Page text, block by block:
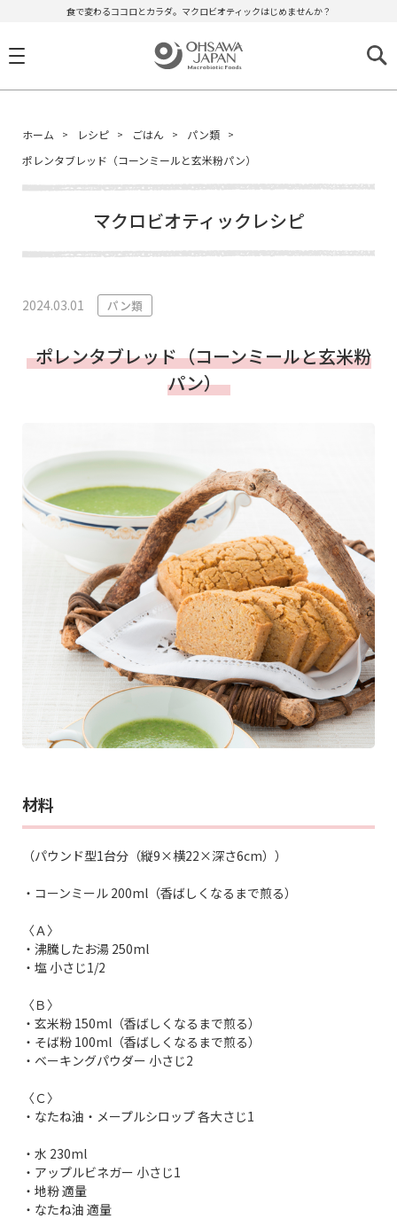
食で変わるココロとカラダ。マクロビオティックはじめませんか？
ホーム レシピ ごはん
パン類
ポレンタブレッド（コーンミールと玄米粉パン）
マクロビオティックレシピ
2024.03.01 パン類
ポレンタブレッド（コーンミールと玄米粉
パン）
材料
（パウンド型1台分（縦9×横22×深さ6cm））
・コーンミール 200ml（香ばしくなるまで煎る）
〈Ａ〉
・沸騰したお湯 250ml
・塩 小さじ1/2
〈Ｂ〉
・玄米粉 150ml（香ばしくなるまで煎る）
・そば粉 100ml（香ばしくなるまで煎る）
・ベーキングパウダー 小さじ2
〈Ｃ〉
・なたね油・メープルシロップ 各大さじ1
・水 230ml
・アップルビネガー 小さじ1
・地粉 適量
・なたね油 適量